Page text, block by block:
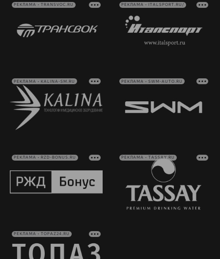
РЕКЛАМА • TRANSVOC.RU РЕКЛАМА • ITALSPORT.RU/
РЕКЛАМА • KALINA-SM.RU РЕКЛАМА • SWM-AUTO.RU
РЕКЛАМА • RZD-BONUS.RU РЕКЛАМА • TASSAY.RU
РЕКЛАМА • TOPAZ24.RU